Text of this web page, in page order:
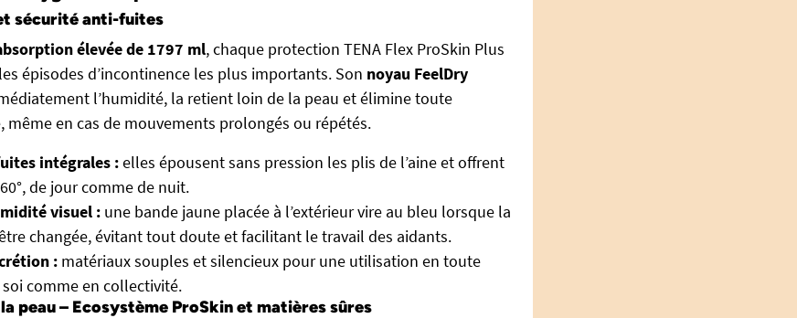
sécurité anti-fuites
élevée de 1797 ml, chaque protection TENA Flex ProSkin Plus
épisodes d’incontinence les plus importants. Son noyau FeelDry
l’humidité, la retient loin de la peau et élimine toute
même en cas de mouvements prolongés ou répétés.
intégrales :elles épousent sans pression les plis de l’aine et offrent
de jour comme de nuit.
visuel : une bande jaune placée à l’extérieur vire au bleu lorsque la
changée, évitant tout doute et facilitant le travail des aidants.
: matériaux souples et silencieux pour une utilisation en toute
comme en collectivité.
peau – Ecosystème ProSkin et matières sûres